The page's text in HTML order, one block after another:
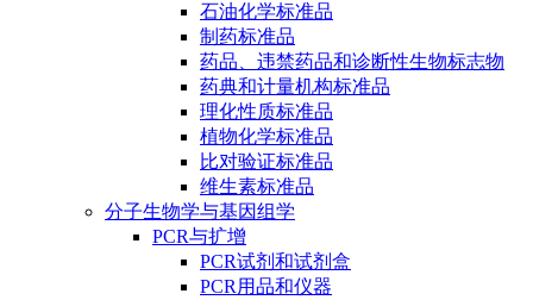
石油化学标准品
制药标准品
药品、违禁药品和诊断性生物标志物
药典和计量机构标准品
理化性质标准品
植物化学标准品
比对验证标准品
维生素标准品
分子生物学与基因组学
PCR与扩增
PCR试剂和试剂盒
PCR用品和仪器